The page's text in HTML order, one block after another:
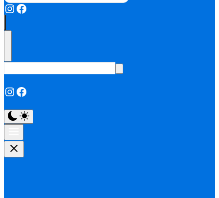
Instagram
Facebook
Instagram
Facebook